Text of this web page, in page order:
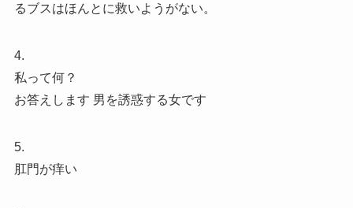
るブスはほんとに救いようがない。
4.
私って何？
お答えします 男を誘惑する女です
5.
肛門が痒い